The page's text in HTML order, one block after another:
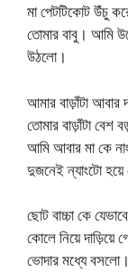
মা পেটটিকোট উঁচু
তোমার বাবু। আমি
উঠলো।
আমার বাড়াঁটা আবার
তোমার বাড়াঁটা বেশ
আমি আবার মা কে
দুজনেই ন্যাংটো
ছোট বাচ্চা কে
কোলে নিয়ে দাড়িয়ে
ভোদার মধ্যে